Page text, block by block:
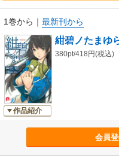
1巻から ｜ 最新刊から
作品紹介
紺碧ノたまゆ
380pt/418円(税込)
会員